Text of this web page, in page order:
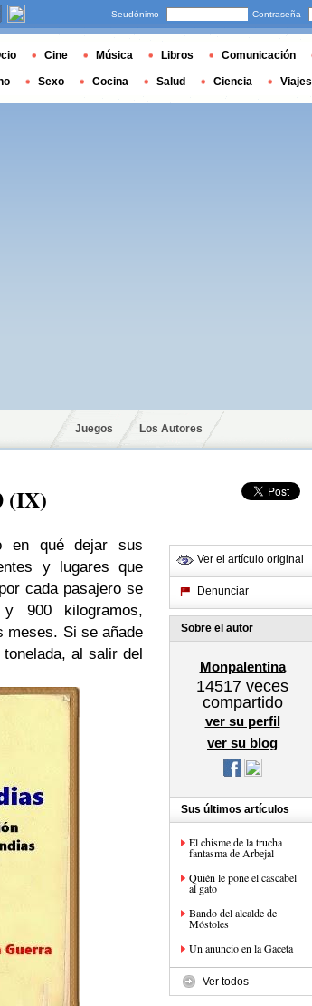
Juegos Los Autores
(IX)
en qué dejar sus
y lugares que
cada pasajero se
900 kilogramos,
meses. Si se añade
al salir del
Ver el artículo original
Denunciar
Sobre el autor
Monpalentina
14517 veces
compartido
ver su perfil
ver su blog
Sus últimos artículos
El chisme de la trucha
fantasma de Arbejal
Quién le pone el cascabel
al gato
Bando del alcalde de
Móstoles
Un anuncio en la Gaceta
Ver todos
Seudónimo Contraseña
Cine Música Libros Comunicación
Sexo Cocina Salud Ciencia Viajes